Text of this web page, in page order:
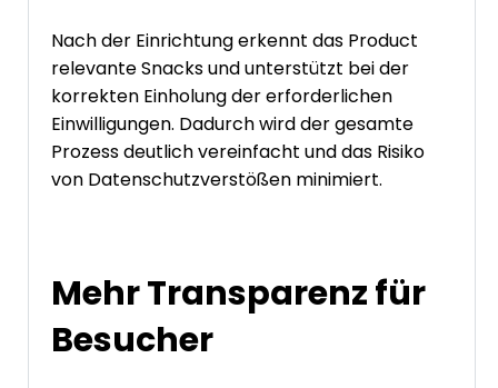
Nach der Einrichtung erkennt das Product
relevante Snacks und unterstützt bei der
korrekten Einholung der erforderlichen
Einwilligungen. Dadurch wird der gesamte
Prozess deutlich vereinfacht und das Risiko
von Datenschutzverstößen minimiert.
Mehr Transparenz für
Besucher